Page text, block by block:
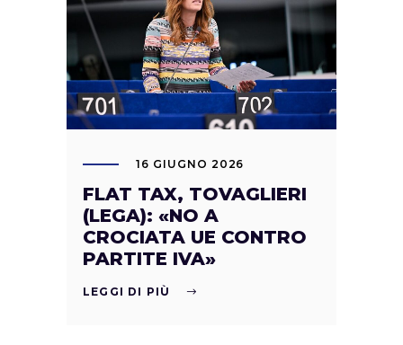
16 GIUGNO 2026
FLAT TAX, TOVAGLIERI
(LEGA): «NO A
CROCIATA UE CONTRO
PARTITE IVA»
LEGGI DI PIÙ